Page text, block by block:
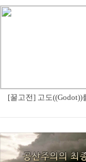
[꿀고전] 고도((Godot))